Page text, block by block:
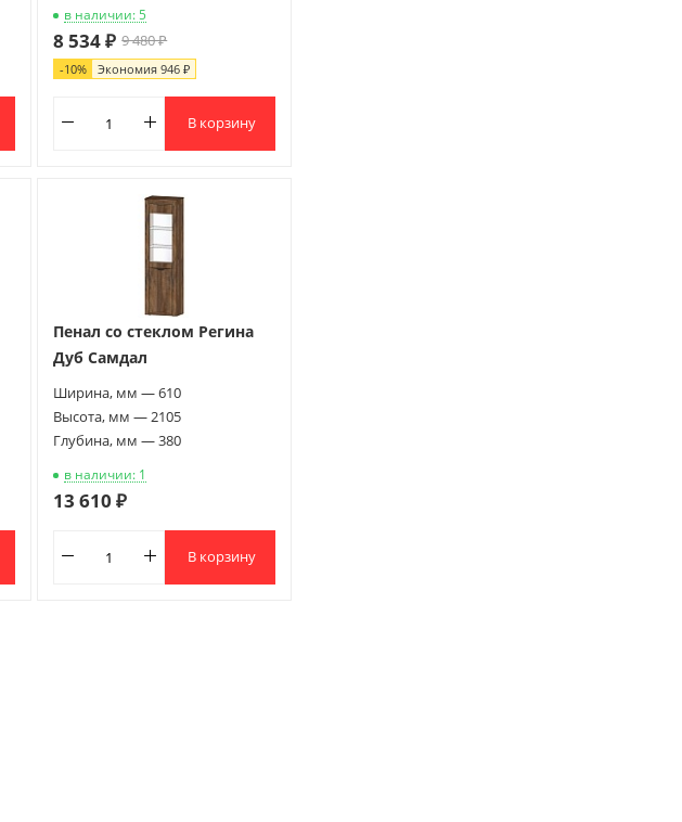
в наличии: 5
8 534 ₽ 9 480 ₽
-10% Экономия 946 ₽
В корзину
Пенал со стеклом Регина
Дуб Самдал
Ширина, мм — 610
Высота, мм — 2105
Глубина, мм — 380
в наличии: 1
13 610 ₽
В корзину